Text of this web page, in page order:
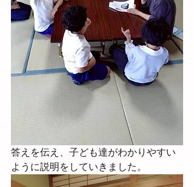
答えを伝え、子ども達がわかりやすい
ように説明をしていきました。